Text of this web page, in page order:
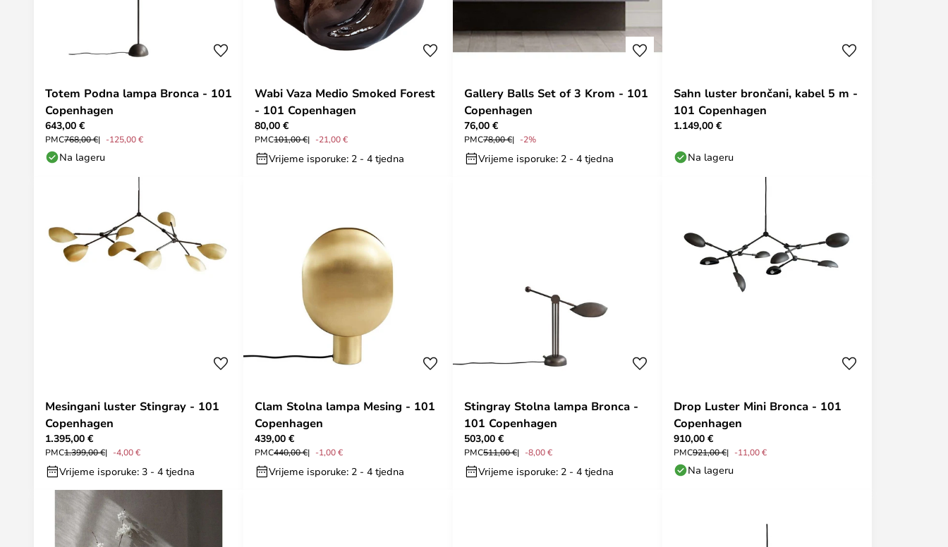
Totem Podna lampa Bronca - 101
Copenhagen
643,00 €
PMC768,00 € -125,00 €
Na lageru
Wabi Vaza Medio Smoked Forest
- 101 Copenhagen
80,00 €
PMC101,00 € -21,00 €
Vrijeme isporuke: 2 - 4 tjedna
Gallery Balls Set of 3 Krom - 101
Copenhagen
76,00 €
PMC78,00 € -2%
Vrijeme isporuke: 2 - 4 tjedna
Sahn luster brončani, kabel 5 m -
101 Copenhagen
1.149,00 €
Na lageru
Mesingani luster Stingray - 101
Copenhagen
1.395,00 €
PMC1.399,00 € -4,00 €
Vrijeme isporuke: 3 - 4 tjedna
Clam Stolna lampa Mesing - 101
Copenhagen
439,00 €
PMC440,00 € -1,00 €
Vrijeme isporuke: 2 - 4 tjedna
Stingray Stolna lampa Bronca -
101 Copenhagen
503,00 €
PMC511,00 € -8,00 €
Vrijeme isporuke: 2 - 4 tjedna
Drop Luster Mini Bronca - 101
Copenhagen
910,00 €
PMC921,00 € -11,00 €
Na lageru